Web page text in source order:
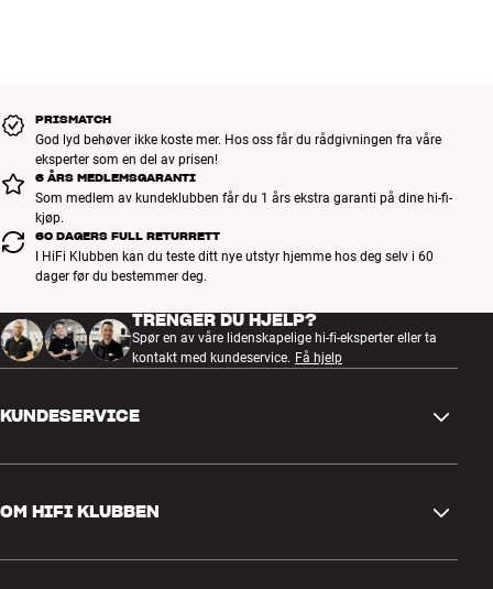
PRISMATCH
God lyd behøver ikke koste mer. Hos oss får du rådgivningen fra våre
eksperter som en del av prisen!
6 ÅRS MEDLEMSGARANTI
Som medlem av kundeklubben får du 1 års ekstra garanti på dine hi-fi-
kjøp.
60 DAGERS FULL RETURRETT
I HiFi Klubben kan du teste ditt nye utstyr hjemme hos deg selv i 60
dager før du bestemmer deg.
TRENGER DU HJELP?
Spør en av våre lidenskapelige hi-fi-eksperter eller ta
kontakt med kundeservice. Få hjelp
KUNDESERVICE
Retur og reklamasjon
OM HIFI KLUBBEN